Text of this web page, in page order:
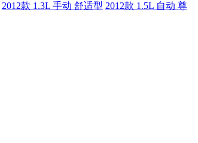
2012款 1.3L 手动 舒适型 2012款 1.5L 自动 尊